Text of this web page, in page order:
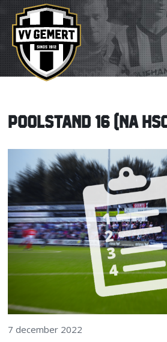
POOLSTAND 16 (NA
7 december 2022